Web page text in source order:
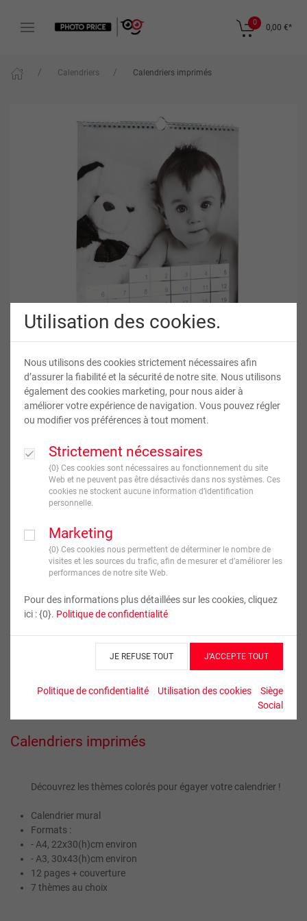
Utilisation des cookies.
Nous utilisons des cookies strictement nécessaires afin
d’assurer la fiabilité et la sécurité de notre site. Nous utilisons
également des cookies marketing, pour nous aider à
améliorer votre expérience de navigation. Vous pouvez régler
ou modifier vos préférences à tout moment.
Strictement nécessaires
{0} Ces cookies sont nécessaires au fonctionnement du site
Web et ne peuvent pas être désactivés dans nos systèmes. Ces
cookies ne stockent aucune information d’identification
personnelle.
Marketing
{0} Ces cookies nous permettent de déterminer le nombre de
visites et les sources du trafic, afin de mesurer et d’améliorer les
performances de notre site Web.
Pour des informations plus détaillées sur les cookies, cliquez
ici : {0}. Politique de confidentialité
JE REFUSE TOUT J’ACCEPTE TOUT
Politique de confidentialité Utilisation des cookies
Siège
Social
0
0,00 €*
Calendriers Calendriers imprimés
2000€
Livraison en 7jour(s) ouvré(s)
Calendriers imprimés
Découvrez les thèmes colorés pour égayer votre calendrier !
Calendrier mural
Formats :
- A4, 22x30(h)cm environ
- A3, 30x43(h)cm environ
12 pages + couverture
7 thèmes au choix